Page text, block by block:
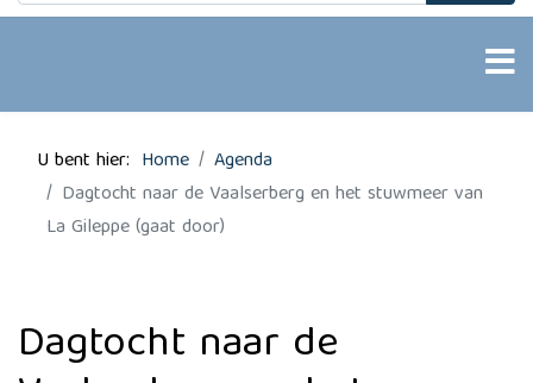
U bent hier: Home
Agenda
Dagtocht naar de Vaalserberg en het stuwmeer van
La Gileppe (gaat door)
Dagtocht naar de